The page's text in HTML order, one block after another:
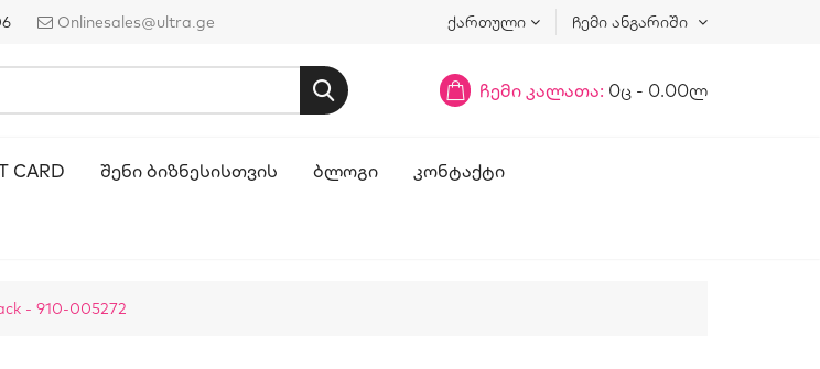
Onlinesales@ultra.ge ქართული ჩემი ანგარიში
ჩემი კალათა: 0ც - 0.00ლ
CARD ᲨᲔᲜᲘ ᲑᲘᲖᲜᲔᲡᲘᲡᲗᲕᲘᲡ ᲑᲚᲝᲒᲘ ᲙᲝᲜᲢᲐᲥᲢᲘ
- 910-005272